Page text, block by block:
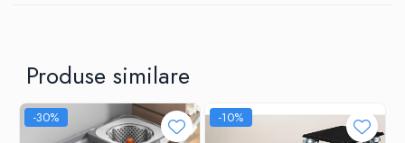
Produse similare
-30% -10%